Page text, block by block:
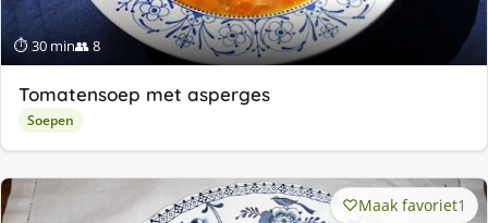
⏱ 30 min👥 8
Tomatensoep met asperges
Soepen
Maak favoriet1